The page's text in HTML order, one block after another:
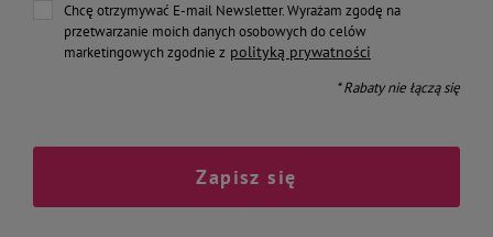
Chcę otrzymywać E-mail Newsletter. Wyrażam zgodę na
przetwarzanie moich danych osobowych do celów
marketingowych zgodnie z polityką prywatności
* Rabaty nie łączą się
Zapisz się